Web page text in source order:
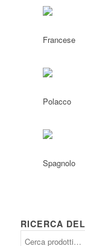
RICERCA